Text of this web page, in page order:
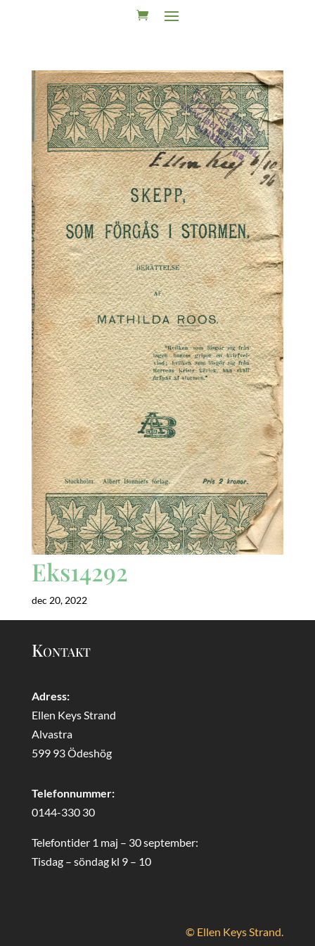
Eks14292
dec 20, 2022
Kontakt
Adress:
Ellen Keys Strand
Alvastra
599 93 Ödeshög
Telefonnummer:
0144-330 30
Telefontider 1 maj – 30 september:
Tisdag – söndag kl 9 – 10
© Ellen Keys Strand.